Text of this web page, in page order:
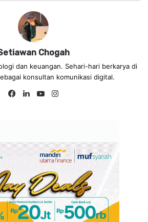
Chogah
dan keuangan. Sehari-hari berkarya di
konsultan komunikasi digital.
Fa
Lin
Yo